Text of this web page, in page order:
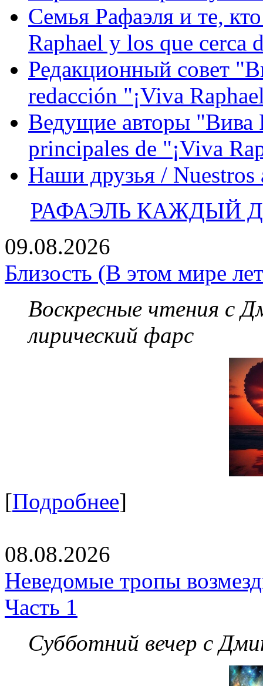
Семья Рафаэля и те,
Raphael y los que cerca
Редакционный совет
redacción "¡Viva
Ведущие авторы "Вива
principales de "¡Viva
Наши друзья / Nuestros
РАФАЭЛЬ КАЖДЫЙ
09.08.2026
Близость (В этом мире
Воскресные чтения с
лирический фарс
[Подробнее]
08.08.2026
Неведомые тропы
Часть 1
Субботний вечер с